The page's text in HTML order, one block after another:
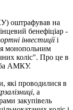
оштрафував на
бенефіціар -
інвестиціїі
монопольним
коліс". Про це в
АМКУ.
які проводилися в
, а
закупівель